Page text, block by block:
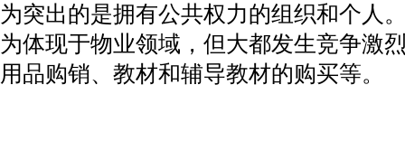
为突出的是拥有公共权力的组织和个人
为体现于物业领域，但大都发生竞争激
用品购销、教材和辅导教材的购买等。